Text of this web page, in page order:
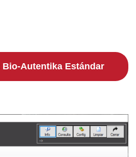
Autentika Estándar